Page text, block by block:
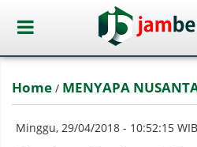
Home / MENYAPA
Minggu, 29/04/2018 - 10:52:15 WIB